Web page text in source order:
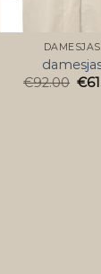
DAMESJAS
€92.00 €